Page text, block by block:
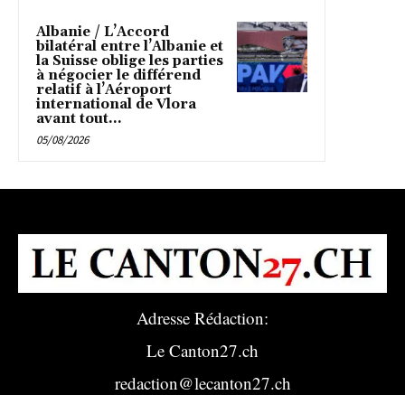
Albanie / L’Accord
bilatéral entre l’Albanie et
la Suisse oblige les parties
à négocier le différend
relatif à l’Aéroport
international de Vlora
avant tout...
05/08/2026
Adresse Rédaction:
Le Canton27.ch
redaction@lecanton27.ch